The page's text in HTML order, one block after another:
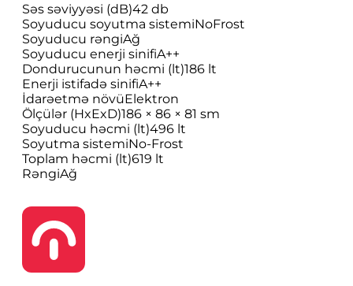
Səs səviyyəsi (dB)42 db
Soyuducu soyutma sistemiNoFrost
Soyuducu rəngiAğ
Soyuducu enerji sinifiA++
Dondurucunun həcmi (lt)186 lt
Enerji istifadə sinifiA++
İdarəetmə növüElektron
Ölçülər (HxExD)186 × 86 × 81 sm
Soyuducu həcmi (lt)496 lt
Soyutma sistemiNo-Frost
Toplam həcmi (lt)619 lt
RəngiAğ